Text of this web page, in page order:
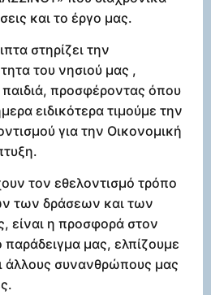
και το έργο μας.
στηρίζει την
του νησιού μας ,
παιδιά, προσφέροντας όπου
ειδικότερα τιμούμε την
για την Οικονομική
τον εθελοντισμό τρόπο
των δράσεων και των
είναι η προσφορά στον
μας, ελπίζουμε
άλλους συνανθρώπους μας